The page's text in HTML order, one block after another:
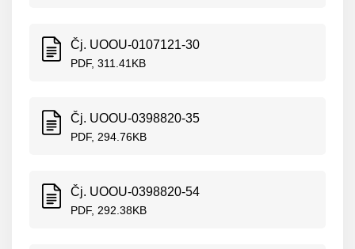
Čj. UOOU-0107121-30
PDF, 311.41KB
Čj. UOOU-0398820-35
PDF, 294.76KB
Čj. UOOU-0398820-54
PDF, 292.38KB